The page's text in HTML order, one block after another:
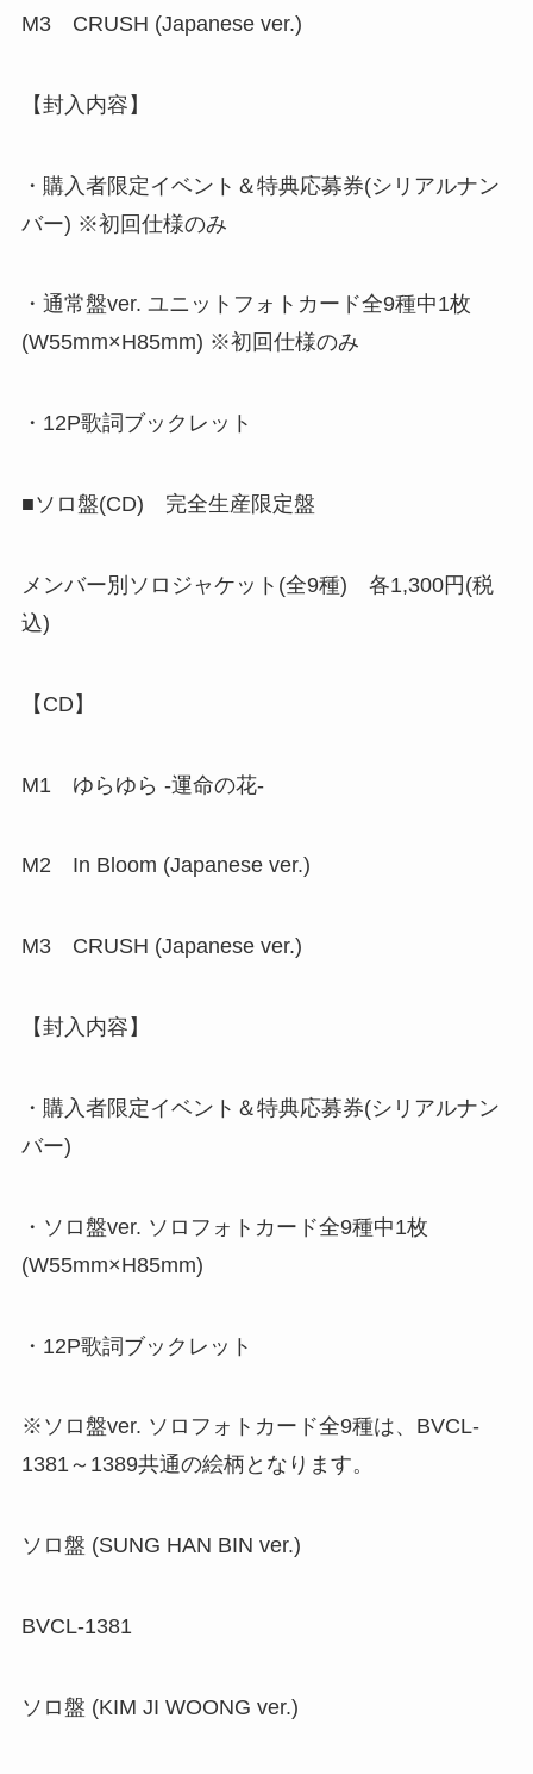
M3 CRUSH (Japanese ver.)
【封入内容】
・購入者限定イベント＆特典応募券(シリアルナン
バー) ※初回仕様のみ
・通常盤ver. ユニットフォトカード全9種中1枚
(W55mm×H85mm) ※初回仕様のみ
・12P歌詞ブックレット
■ソロ盤(CD) 完全生産限定盤
メンバー別ソロジャケット(全9種) 各1,300円(税
込)
【CD】
M1 ゆらゆら -運命の花-
M2 In Bloom (Japanese ver.)
M3 CRUSH (Japanese ver.)
【封入内容】
・購入者限定イベント＆特典応募券(シリアルナン
バー)
・ソロ盤ver. ソロフォトカード全9種中1枚
(W55mm×H85mm)
・12P歌詞ブックレット
※ソロ盤ver. ソロフォトカード全9種は、BVCL-
1381～1389共通の絵柄となります。
ソロ盤 (SUNG HAN BIN ver.)
BVCL-1381
ソロ盤 (KIM JI WOONG ver.)